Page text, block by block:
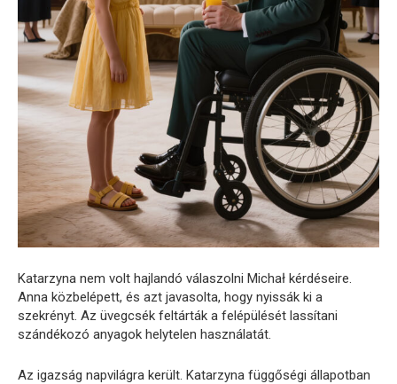
Katarzyna nem volt hajlandó válaszolni Michał kérdéseire.
Anna közbelépett, és azt javasolta, hogy nyissák ki a
szekrényt. Az üvegcsék feltárták a felépülését lassítani
szándékozó anyagok helytelen használatát.
Az igazság napvilágra került. Katarzyna függőségi állapotban